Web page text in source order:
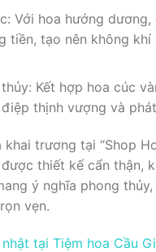
Với hoa hướng dương,
tiền, tạo nên không khí
Kết hợp hoa cúc
thịnh vượng và
khai trương tại “Shop
được thiết kế cẩn thận,
ý nghĩa phong
vẹn.
tại Tiệm hoa Cầu